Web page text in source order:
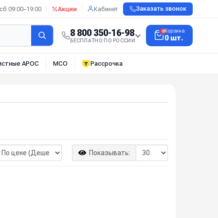
09:00–19:00 Акции Кабинет Заказать звонок
8 800 350-16-98
БЕСПЛАТНО ПО РОССИИ
0Корзина
0 шт.
АРОС МСО Рассрочка
Показывать: